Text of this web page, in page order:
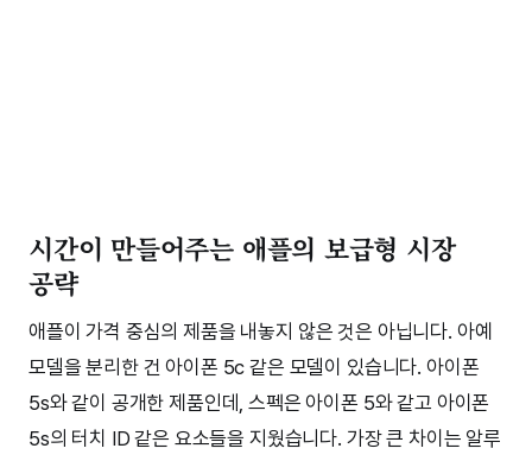
시간이 만들어주는 애플의 보급형 시장
공략
애플이 가격 중심의 제품을 내놓지 않은 것은 아닙니다. 아예
모델을 분리한 건 아이폰 5c 같은 모델이 있습니다. 아이폰
5s와 같이 공개한 제품인데, 스펙은 아이폰 5와 같고 아이폰
5s의 터치 ID 같은 요소들을 지웠습니다. 가장 큰 차이는 알루